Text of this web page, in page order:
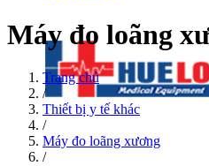
Máy đo loãng
Trang chủ
/
Thiết bị y tế khác
/
Máy đo loãng xương
/